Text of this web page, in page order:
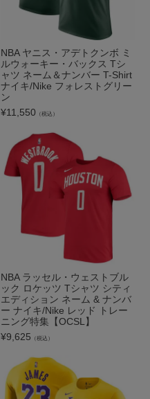
NBA ヤニス・アデトクンボ ミ
ルウォーキー・バックス Tシ
ャツ ネーム＆ナンバー T-Shirt
ナイキ/Nike フォレストグリー
ン
¥11,550 （税込）
NBA ラッセル・ウェストブル
ック ロケッツ Tシャツ シティ
エディション ネーム & ナンバ
ー ナイキ/Nike レッド トレー
ニング特集【OCSL】
¥9,625 （税込）